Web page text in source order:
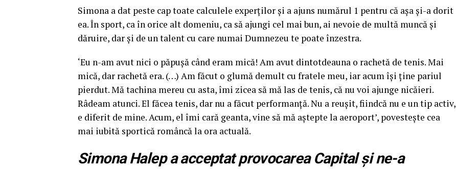
Simona a dat peste cap toate calculele experţilor şi a ajuns numărul 1 pentru că aşa şi-a dorit
ea. În sport, ca în orice alt domeniu, ca să ajungi cel mai bun, ai nevoie de multă muncă şi
dăruire, dar şi de un talent cu care numai Dumnezeu te poate înzestra.
‘Eu n-am avut nici o păpuşă când eram mică! Am avut dintotdeauna o rachetă de tenis. Mai
mică, dar rachetă era. (…) Am făcut o glumă demult cu fratele meu, iar acum îşi ţine pariul
pierdut. Mă tachina mereu cu asta, îmi zicea să mă las de tenis, că nu voi ajunge nicăieri.
Râdeam atunci. El făcea tenis, dar nu a făcut performanţă. Nu a reuşit, fiindcă nu e un tip activ,
e diferit de mine. Acum, el îmi cară geanta, vine să mă aştepte la aeroport’, povesteşte cea
mai iubită sportică româncă la ora actuală.
Simona Halep a acceptat provocarea Capital şi ne-a